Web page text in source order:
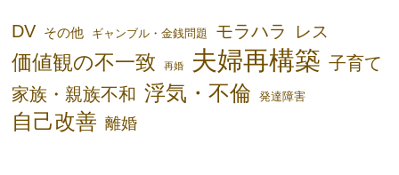
DV その他 ギャンブル・金銭問題 モラハラ レス
価値観の不一致 再婚 夫婦再構築 子育て
家族・親族不和 浮気・不倫 発達障害
自己改善 離婚